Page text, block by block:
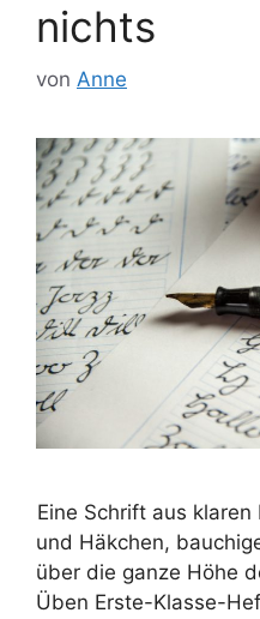
nichts
von Anne
Eine Schrift aus
und Häkchen,
über die ganze Höhe
Üben Erste-Klasse-